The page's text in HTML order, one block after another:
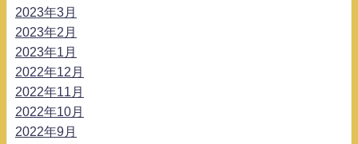
2023年3月
2023年2月
2023年1月
2022年12月
2022年11月
2022年10月
2022年9月